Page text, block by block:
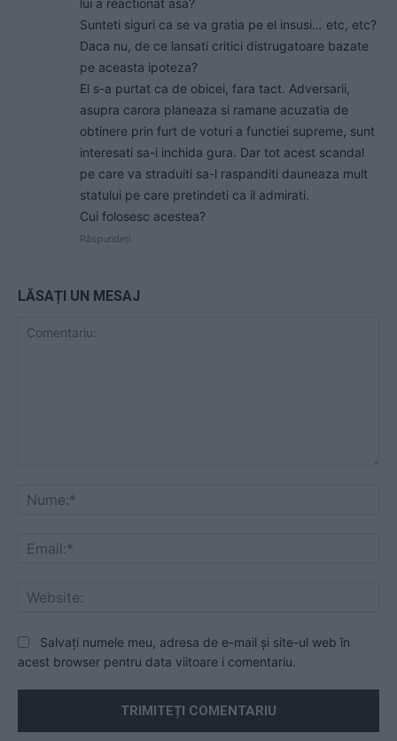
lui a reactionat asa?
Sunteti siguri ca se va gratia pe el insusi… etc, etc?
Daca nu, de ce lansati critici distrugatoare bazate
pe aceasta ipoteza?
El s-a purtat ca de obicei, fara tact. Adversarii,
asupra carora planeaza si ramane acuzatia de
obtinere prin furt de voturi a functiei supreme, sunt
interesati sa-i inchida gura. Dar tot acest scandal
pe care va straduiti sa-l raspanditi dauneaza mult
statului pe care pretindeti ca il admirati.
Cui folosesc acestea?
Răspundeți
LĂSAȚI UN MESAJ
Salvați numele meu, adresa de e-mail și site-ul web în
acest browser pentru data viitoare i comentariu.